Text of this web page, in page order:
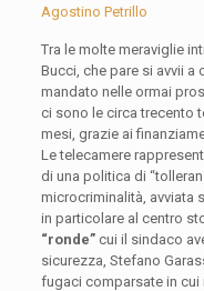
Agostino Petrillo
Tra le molte meraviglie
Bucci, che pare si avvii
mandato nelle ormai
ci sono le circa trecento
mesi, grazie ai
Le telecamere
di una politica di
microcriminalità, avviata
in particolare al centro
“ronde”cui il sindaco
sicurezza, Stefano
fugaci comparsate in